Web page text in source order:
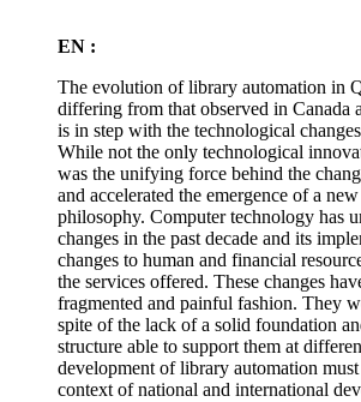
EN :
The evolution of library automation in
differing from that observed in Canada
is in step with the technological
While not the only technological
was the unifying force behind the
and accelerated the emergence of a
philosophy. Computer technology has
changes in the past decade and its
changes to human and financial
the services offered. These changes
fragmented and painful fashion. They
spite of the lack of a solid foundation
structure able to support them at
development of library automation
context of national and international